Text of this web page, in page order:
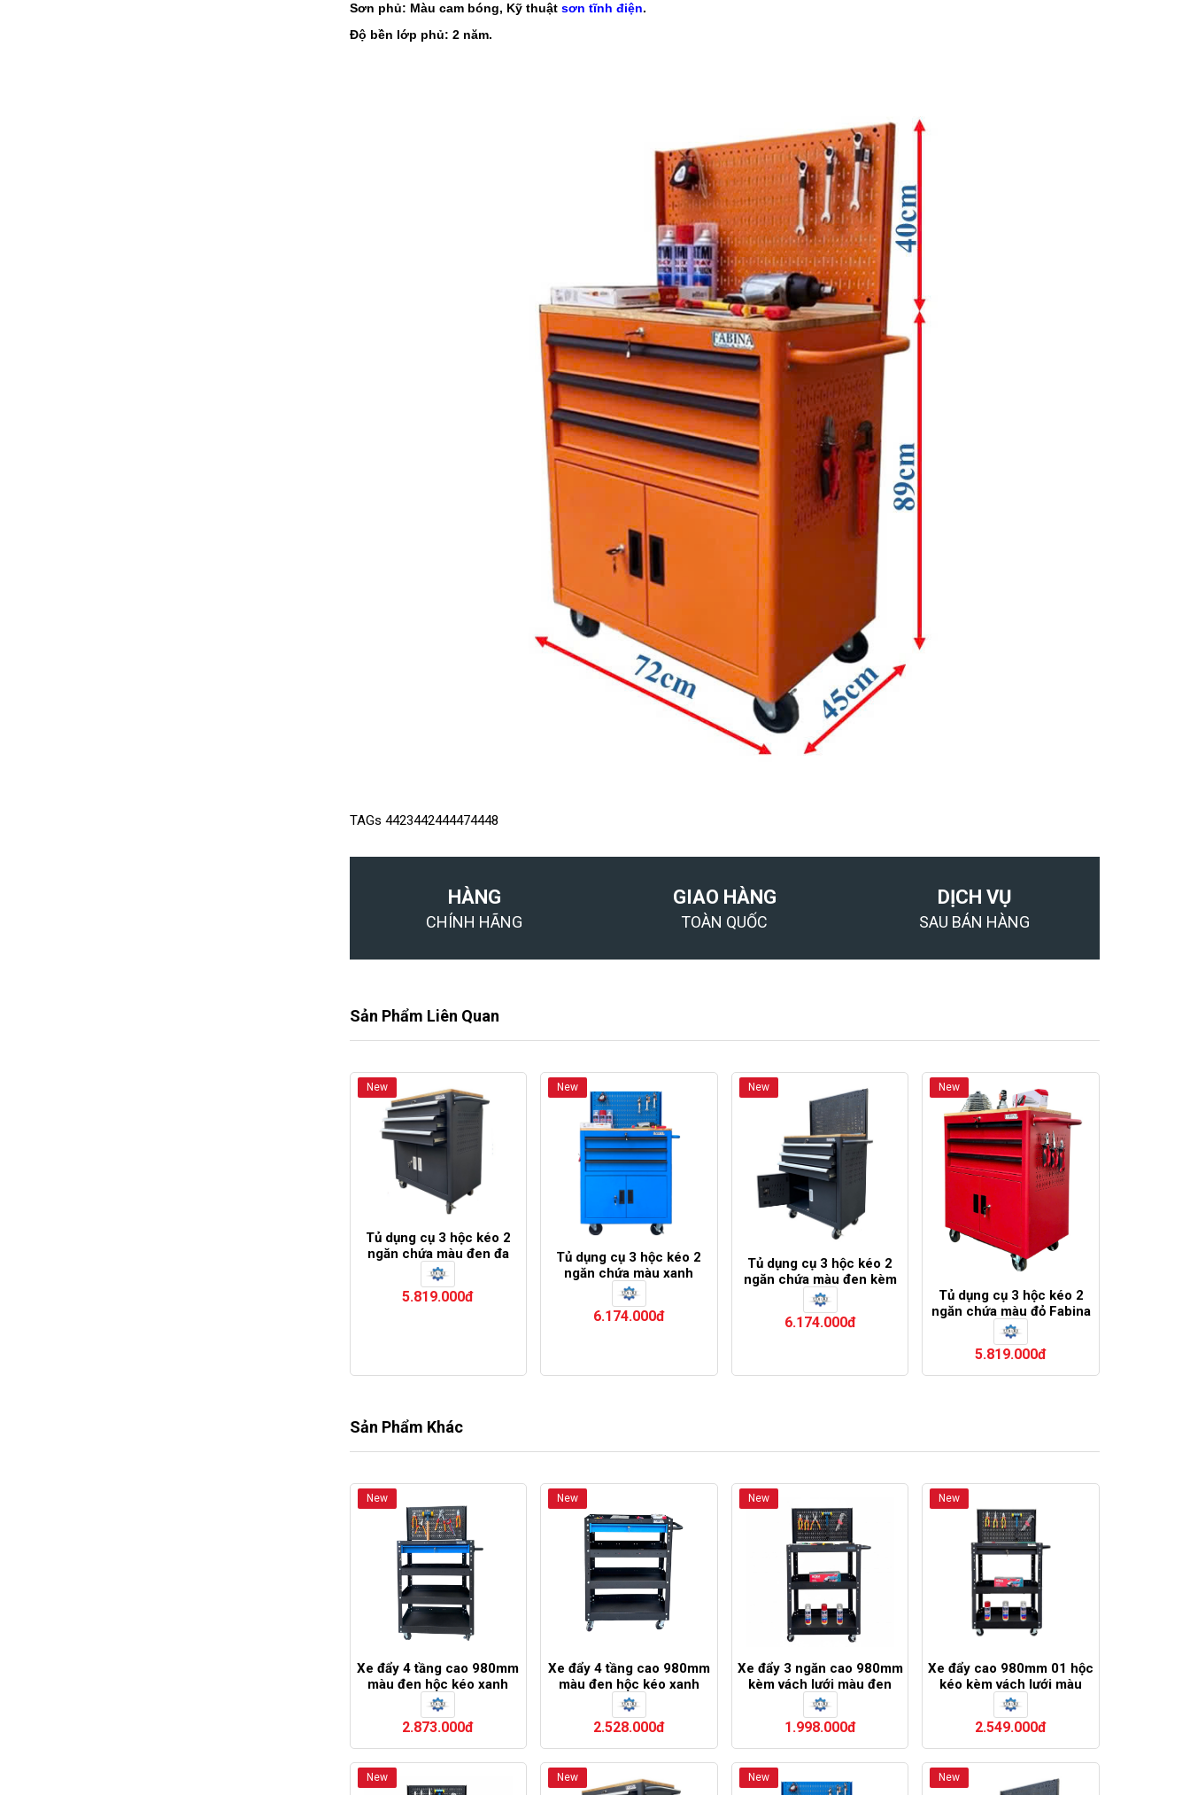
Sơn phủ: Màu cam bóng, Kỹ thuật sơn tĩnh điện.
Độ bền lớp phủ: 2 năm.
TAGs 4423442444474448
HÀNG
CHÍNH HÃNG
GIAO HÀNG
TOÀN QUỐC
DỊCH VỤ
SAU BÁN HÀNG
Sản Phẩm Liên Quan
New
Tủ dụng cụ 3 hộc kéo 2
ngăn chứa màu đen đa
năng FABINA
5.819.000đ
New
Tủ dụng cụ 3 hộc kéo 2
ngăn chứa màu xanh
dương kèm vách lưới
Fabina
6.174.000đ
New
Tủ dụng cụ 3 hộc kéo 2
ngăn chứa màu đen kèm
vách lưới FABINA
6.174.000đ
New
Tủ dụng cụ 3 hộc kéo 2
ngăn chứa màu đỏ Fabina
5.819.000đ
Sản Phẩm Khác
New
Xe đẩy 4 tầng cao 980mm
màu đen hộc kéo xanh
dương kèm vách lưới
2.873.000đ
New
Xe đẩy 4 tầng cao 980mm
màu đen hộc kéo xanh
dương
2.528.000đ
New
Xe đẩy 3 ngăn cao 980mm
kèm vách lưới màu đen
FABINA
1.998.000đ
New
Xe đẩy cao 980mm 01 hộc
kéo kèm vách lưới màu
đen FABINA
2.549.000đ
New New New New